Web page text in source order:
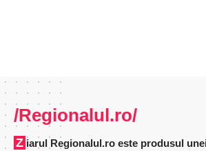
/Regionalul.ro/
Ziarul Regionalul.ro este produsul unei echipe cu